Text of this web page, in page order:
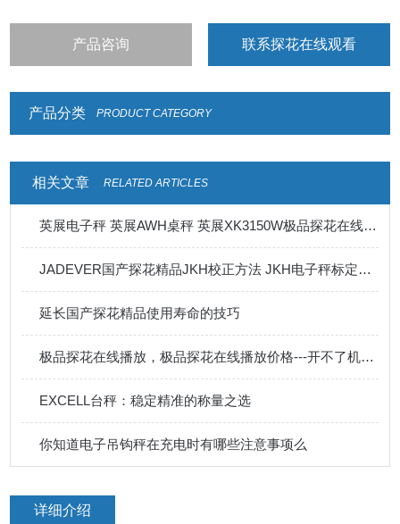
产品咨询 联系探花在线观看
产品分类 PRODUCT CATEGORY
相关文章 RELATED ARTICLES
英展电子秤 英展AWH桌秤 英展XK3150W极品探花在线播放
JADEVER国产探花精品JKH校正方法 JKH电子秤标定资料
延长国产探花精品使用寿命的技巧
极品探花在线播放，极品探花在线播放价格---开不了机有几种情况
EXCELL台秤：稳定精准的称量之选
你知道电子吊钩秤在充电时有哪些注意事项么
详细介绍